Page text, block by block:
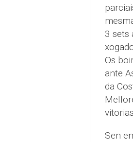
3 sets
Os
ante
da
Sen